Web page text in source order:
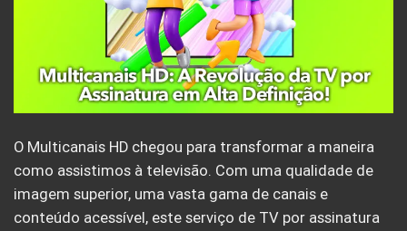
O Multicanais HD chegou para transformar a maneira
como assistimos à televisão. Com uma qualidade de
imagem superior, uma vasta gama de canais e
conteúdo acessível, este serviço de TV por assinatura